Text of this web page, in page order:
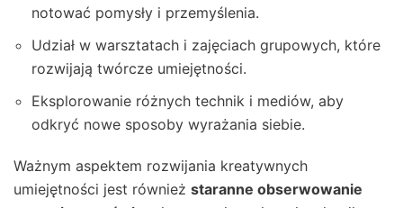
notować pomysły i przemyślenia.
Udział w warsztatach i zajęciach grupowych, które
rozwijają twórcze umiejętności.
Eksplorowanie różnych technik i mediów, aby
odkryć nowe sposoby wyrażania siebie.
Ważnym aspektem rozwijania kreatywnych
umiejętności jest również staranne obserwowanie